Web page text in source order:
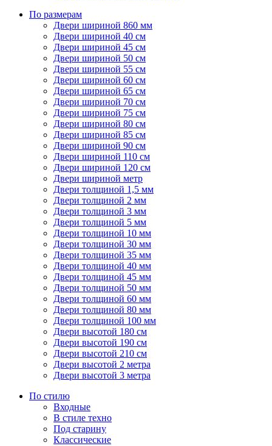
По размерам
Двери шириной 860 мм
Двери шириной 40 см
Двери шириной 45 см
Двери шириной 50 см
Двери шириной 55 см
Двери шириной 60 см
Двери шириной 65 см
Двери шириной 70 см
Двери шириной 75 см
Двери шириной 80 см
Двери шириной 85 см
Двери шириной 90 см
Двери шириной 110 см
Двери шириной 120 см
Двери шириной метр
Двери толщиной 1,5 мм
Двери толщиной 2 мм
Двери толщиной 3 мм
Двери толщиной 5 мм
Двери толщиной 10 мм
Двери толщиной 30 мм
Двери толщиной 35 мм
Двери толщиной 40 мм
Двери толщиной 45 мм
Двери толщиной 50 мм
Двери толщиной 60 мм
Двери толщиной 80 мм
Двери толщиной 100 мм
Двери высотой 180 см
Двери высотой 190 см
Двери высотой 210 см
Двери высотой 2 метра
Двери высотой 3 метра
По стилю
Входные
В стиле техно
Под старину
Классические